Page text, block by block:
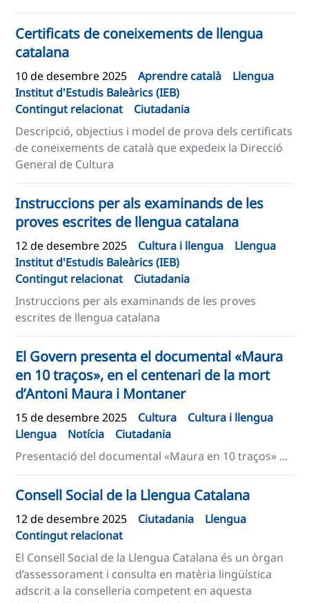
Certificats de coneixements de llengua
catalana
10 de desembre 2025 Aprendre català
Llengua
Institut d'Estudis Baleàrics (IEB)
Contingut relacionat
Ciutadania
Descripció, objectius i model de prova dels certificats
de coneixements de català que expedeix la Direcció
General de Cultura
Instruccions per als examinands de les
proves escrites de llengua catalana
12 de desembre 2025 Cultura i llengua
Llengua
Institut d'Estudis Baleàrics (IEB)
Contingut relacionat
Ciutadania
Instruccions per als examinands de les proves
escrites de llengua catalana
El Govern presenta el documental «Maura
en 10 traços», en el centenari de la mort
d’Antoni Maura i Montaner
15 de desembre 2025 Cultura
Cultura i llengua
Llengua
Notícia
Ciutadania
Presentació del documental «Maura en 10 traços» ...
Consell Social de la Llengua Catalana
12 de desembre 2025 Ciutadania
Llengua
Contingut relacionat
El Consell Social de la Llengua Catalana és un òrgan
d’assessorament i consulta en matèria lingüística
adscrit a la conselleria competent en aquesta